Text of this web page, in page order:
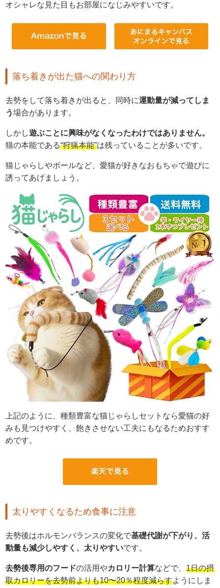
オシャレな見た目もお部屋になじみやすいです。
落ち着きが出た猫への関わり方
去勢をして落ち着きが出ると、同時に運動量が減ってしま
う場合があります。
しかし遊ぶことに興味がなくなったわけではありません。
猫の本能である“狩猟本能”は残っていることが多いです。
猫じゃらしやボールなど、愛猫が好きなおもちゃで遊びに
誘ってあげましょう。
上記のように、種類豊富な猫じゃらしセットなら愛猫の好
みも見つけやすく、飽きさせない工夫にもなるためおすす
めです。
太りやすくなるため食事に注意
去勢後はホルモンバランスの変化で基礎代謝が下がり、活
動量も減少しやすく、太りやすいです。
去勢後専用のフードの活用やカロリー計算などで、1日の摂
取カロリーを去勢前よりも10〜20％程度減らすようにしま